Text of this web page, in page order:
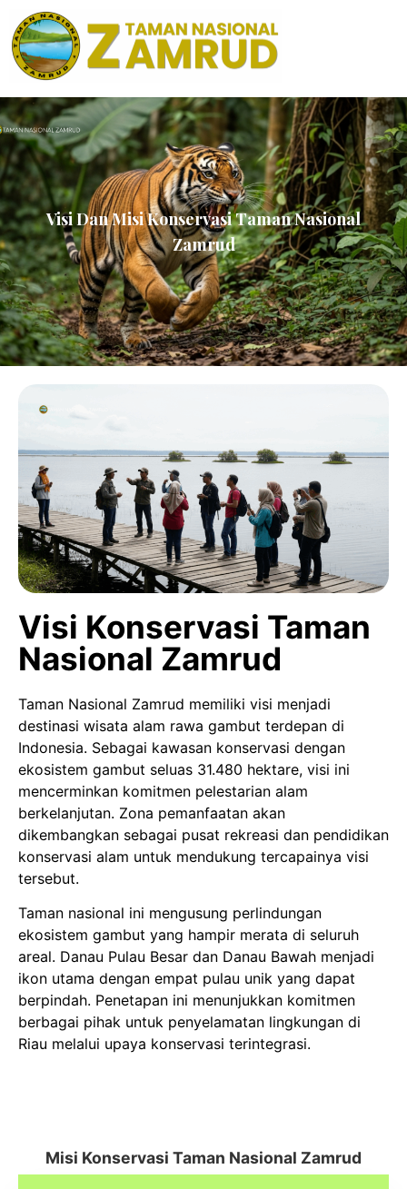
Visi Dan Misi Konservasi Taman Nasional
Zamrud
Visi Konservasi Taman
Nasional Zamrud
Taman Nasional Zamrud memiliki visi menjadi
destinasi wisata alam rawa gambut terdepan di
Indonesia. Sebagai kawasan konservasi dengan
ekosistem gambut seluas 31.480 hektare, visi ini
mencerminkan komitmen pelestarian alam
berkelanjutan. Zona pemanfaatan akan
dikembangkan sebagai pusat rekreasi dan pendidikan
konservasi alam untuk mendukung tercapainya visi
tersebut.
Taman nasional ini mengusung perlindungan
ekosistem gambut yang hampir merata di seluruh
areal. Danau Pulau Besar dan Danau Bawah menjadi
ikon utama dengan empat pulau unik yang dapat
berpindah. Penetapan ini menunjukkan komitmen
berbagai pihak untuk penyelamatan lingkungan di
Riau melalui upaya konservasi terintegrasi.
Misi Konservasi Taman Nasional Zamrud